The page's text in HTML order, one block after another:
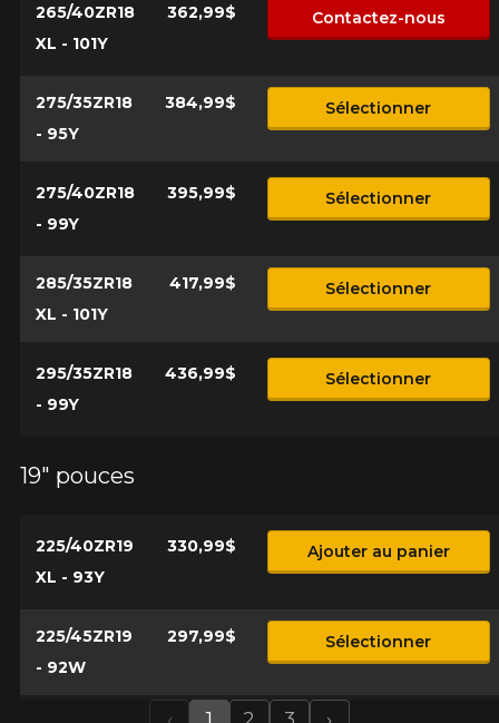
265/40ZR18
XL - 101Y
362,99$ Contactez-nous
275/35ZR18
- 95Y
384,99$ Sélectionner
275/40ZR18
- 99Y
395,99$ Sélectionner
285/35ZR18
XL - 101Y
417,99$ Sélectionner
295/35ZR18
- 99Y
436,99$ Sélectionner
19" pouces
225/40ZR19
XL - 93Y
330,99$ Ajouter au panier
225/45ZR19
- 92W
297,99$ Sélectionner